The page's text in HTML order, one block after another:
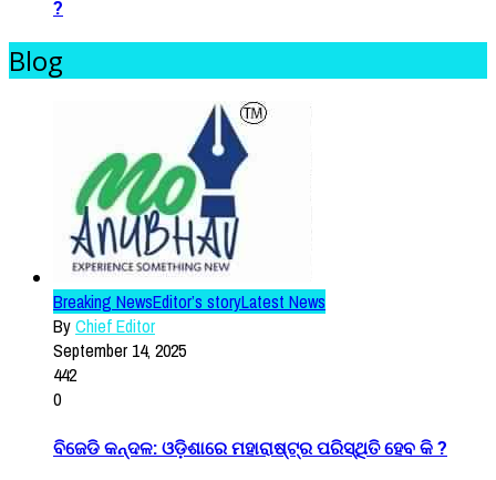
?
Blog
Breaking NewsEditor’s storyLatest News
ByChief Editor
September 14, 2025
442
0
ବିଜେଡି କନ୍ଦଳ: ଓଡ଼ିଶାରେ ମହାରାଷ୍ଟ୍ର ପରିସ୍ଥିତି ହେବ କି ?